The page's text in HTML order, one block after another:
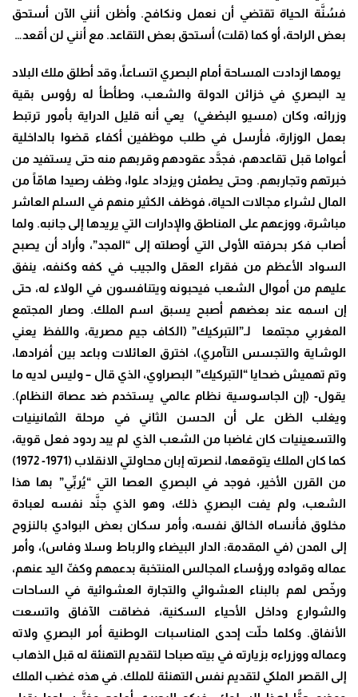
فسُنَّة الحياة تقتضي أن نعمل ونكافح. وأظن أنني الآن أستحق
بعض الراحة، أو كما (قلت) أستحق بعض التقاعد. مع أنني لن أقعد…
يومها ازدادت المساحة أمام البصري اتساعاً، وقد أطلق ملك البلاد
يد البصري في خزائن الدولة والشعب، وطأطأ له رؤوس بقية
وزرائه، وكان (مسيو البصْغي) يعي أنه قليل الدراية بأمور ترتبط
بعمل الوزارة، فأرسل في طلب موظفين أكفاء قضوا بالداخلية
أعواما قبل تقاعدهم، فجدَّد عقودهم وقربهم منه حتى يستفيد من
خبرتهم وتجاربهم. وحتى يطمئن ويزداد علوا، وظف رصيدا هامّاً من
المال لشراء مجالات الحياة، فوظف الكثير منهم في السلم العاشر
مباشرة، ووزعهم على المناطق والإدارات التي يريدها إلى جانبه. ولما
أصاب فكر بحرفته الأولى التي أوصلته إلى “المجد”، وأراد أن يصبح
السواد الأعظم من فقراء العقل والجيب في كفه وكنفه، ينفق
عليهم من أموال الشعب فيحبونه ويتنافسون في الولاء له، حتى
إن اسمه عند بعضهم أصبح يسبق اسم الملك. وصار المجتمع
المغربي مجتمعا لـ”التبركيك” (الكاف جيم مصرية، واللفظ يعني
الوشاية والتجسس التآمري)، اخترق العائلات وباعد بين أفرادها،
وتم تهميش ضحايا “التبركيك” البصراوي، الذي قال – وليس لديه ما
يقول- (إن الجاسوسية نظام عالمي يستخدم ضد عصاة النظام).
ويغلب الظن على أن الحسن الثاني في مرحلة الثمانينيات
والتسعينيات كان غاضبا من الشعب الذي لم يبد ردود فعل قوية،
كما كان الملك يتوقعها، لنصرته إبان محاولتي الانقلاب (1971- 1972)
من القرن الأخير، فوجد في البصري العصا التي “يُربِّي” بها هذا
الشعب، ولم يفت البصري ذلك، وهو الذي جنَّد نفسه لعبادة
مخلوق فأنساه الخالق نفسه، وأمر سكان بعض البوادي بالنزوح
إلى المدن (في المقدمة: الدار البيضاء والرباط وسلا وفاس)، وأمر
عماله وقواده ورؤساء المجالس المنتخبة بدعمهم وكفِّ اليد عنهم،
ورخّص لهم بالبناء العشوائي والتجارة العشوائية في الساحات
والشوارع وداخل الأحياء السكنية، فضاقت الآفاق واتسعت
الأنفاق. وكلما حلّت إحدى المناسبات الوطنية أمر البصري ولاته
وعماله ووزراءه بزيارته في بيته صباحا لتقديم التهنئة له قبل الذهاب
إلى القصر الملكي لتقديم نفس التهنئة للملك. في هذه غضب الملك